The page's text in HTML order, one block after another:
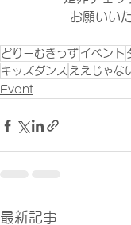
お願いい
どりーむきっず イベント
キッズダンス ええじゃな
Event
最新記事